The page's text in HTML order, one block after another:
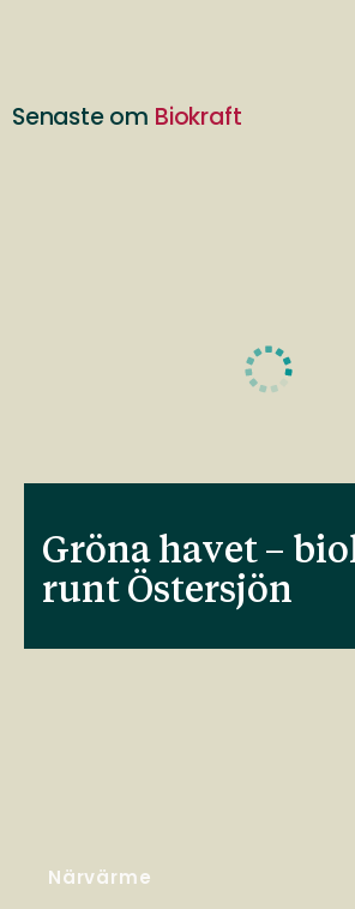
Senaste om Biokraft
Gröna havet –
runt Östersjön
Närvärme